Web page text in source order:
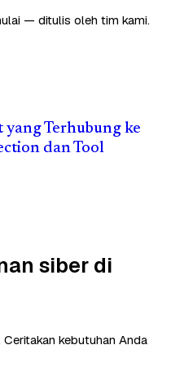
— ditulis oleh tim kami.
Terhubung ke
dan Tool
siber di
kebutuhan Anda